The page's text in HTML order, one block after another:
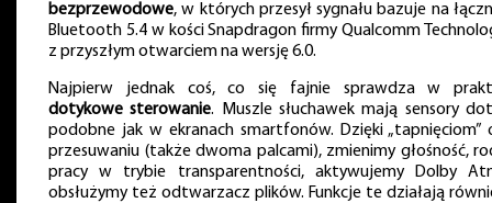
bezprzewodowe, w których przesył sygnału bazuje na
Bluetooth 5.4 w kości Snapdragon firmy Qualcomm
z przyszłym otwarciem na wersję 6.0.
Najpierw jednak coś, co się fajnie sprawdza w
dotykowe sterowanie. Muszle słuchawek mają sensory
podobne jak w ekranach smartfonów. Dzięki „tapnięciom”
przesuwaniu (także dwoma palcami), zmienimy głośność,
pracy w trybie transparentności, aktywujemy Dolby
obsłużymy też odtwarzacz plików. Funkcje te działają